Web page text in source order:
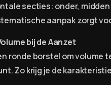
secties: onder,
aanpak zorgt
bij de Aanzet
ronde borstel om volume
Zo krijg je de